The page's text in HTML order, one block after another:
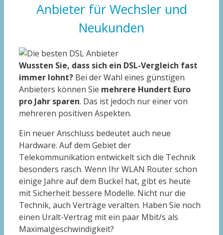
Anbieter für Wechsler und
Neukunden
Wussten Sie, dass sich ein DSL-Vergleich fast
immer lohnt? Bei der Wahl eines günstigen
Anbieters können Sie mehrere Hundert Euro
pro Jahr sparen. Das ist jedoch nur einer von
mehreren positiven Aspekten.
Ein neuer Anschluss bedeutet auch neue
Hardware. Auf dem Gebiet der
Telekommunikation entwickelt sich die Technik
besonders rasch. Wenn Ihr WLAN Router schon
einige Jahre auf dem Buckel hat, gibt es heute
mit Sicherheit bessere Modelle. Nicht nur die
Technik, auch Verträge veralten. Haben Sie noch
einen Uralt-Vertrag mit ein paar Mbit/s als
Maximalgeschwindigkeit?